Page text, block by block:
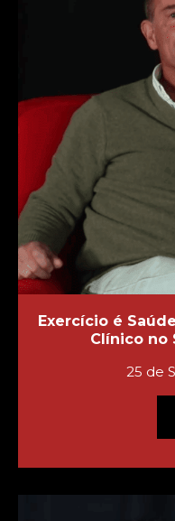
Exercício é
Clínico no
25 de